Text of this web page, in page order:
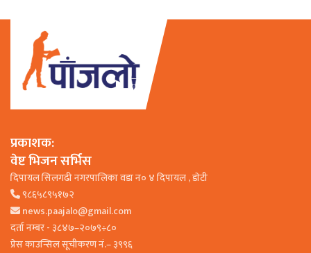
प्रकाशक:
वेष्ट भिजन सर्भिस
दिपायल सिलगढी नगरपालिका वडा न० ४ दिपायल , डाेटी
९८६५८९५१७२
news.paajalo@gmail.com
दर्ता नम्बर - ३८४७–२०७९÷८०
प्रेस काउन्सिल सूचीकरण नं.– ३९९६